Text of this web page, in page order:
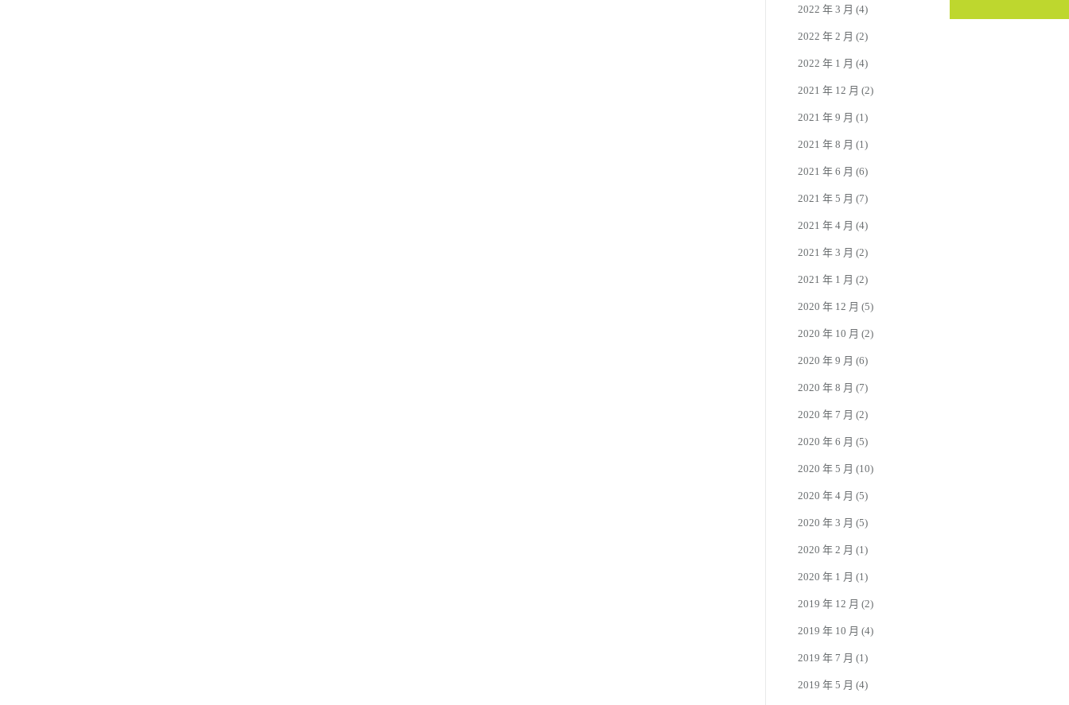
2022 年 3 月 (4)
2022 年 2 月 (2)
2022 年 1 月 (4)
2021 年 12 月 (2)
2021 年 9 月 (1)
2021 年 8 月 (1)
2021 年 6 月 (6)
2021 年 5 月 (7)
2021 年 4 月 (4)
2021 年 3 月 (2)
2021 年 1 月 (2)
2020 年 12 月 (5)
2020 年 10 月 (2)
2020 年 9 月 (6)
2020 年 8 月 (7)
2020 年 7 月 (2)
2020 年 6 月 (5)
2020 年 5 月 (10)
2020 年 4 月 (5)
2020 年 3 月 (5)
2020 年 2 月 (1)
2020 年 1 月 (1)
2019 年 12 月 (2)
2019 年 10 月 (4)
2019 年 7 月 (1)
2019 年 5 月 (4)